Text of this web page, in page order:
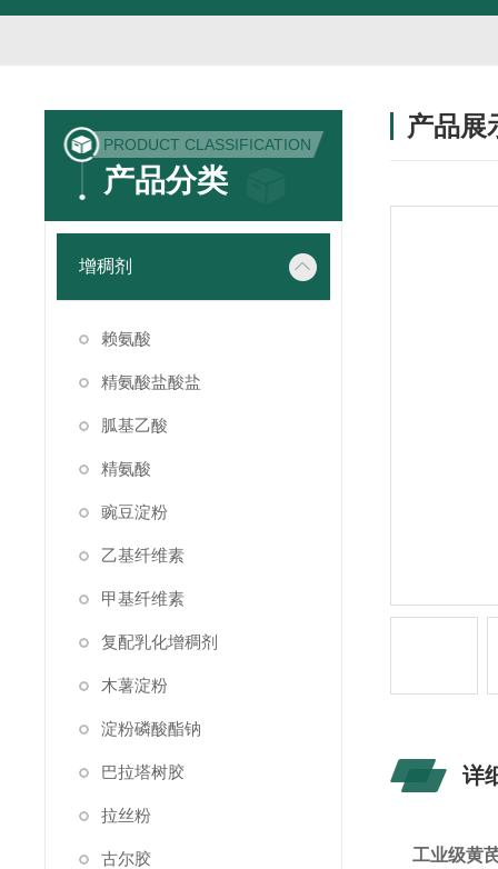
PRODUCT CLASSIFICATION
产品分类
增稠剂
赖氨酸
精氨酸盐酸盐
胍基乙酸
精氨酸
豌豆淀粉
乙基纤维素
甲基纤维素
复配乳化增稠剂
木薯淀粉
淀粉磷酸酯钠
巴拉塔树胶
拉丝粉
古尔胶
产品展
详
工业级黄